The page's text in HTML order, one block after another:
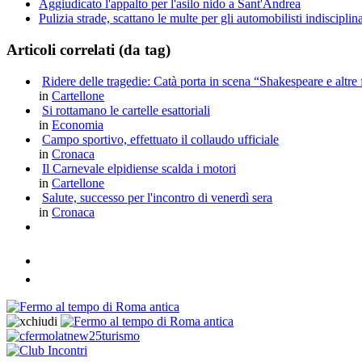
Aggiudicato l'appalto per l'asilo nido a Sant'Andrea
Pulizia strade, scattano le multe per gli automobilisti
Articoli correlati (da tag)
Ridere delle tragedie: Catà porta in scena “Shakespeare e altre
in Cartellone
Si rottamano le cartelle esattoriali
in Economia
Campo sportivo, effettuato il collaudo ufficiale
in Cronaca
Il Carnevale elpidiense scalda i motori
in Cartellone
Salute, successo per l'incontro di venerdì sera
in Cronaca